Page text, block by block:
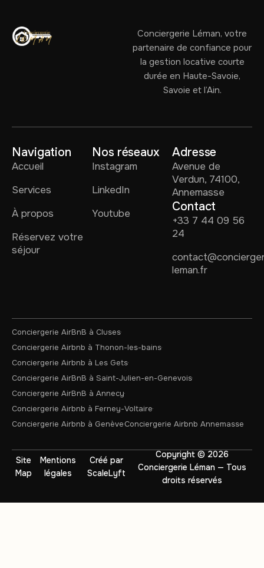
Conciergerie Léman, votre
partenaire de confiance pour
la gestion locative courte
durée en Haute-Savoie,
Savoie et l’Ain.
Navigation
Accueil
Services
À propos
Réservez votre
séjour
Nos réseaux
Instagram
LinkedIn
Youtube
Adresse
Avenue de
Verdun, 74100,
Annemasse
Contact
+33 7 44 09 56
24
leman.fr
Conciergerie AirBnB à Cluses
Conciergerie Airbnb à Thonon-les-bains
Conciergerie Airbnb à Les Gets
Conciergerie AirBnB à Saint-Julien-en-Genevois
Conciergerie AirBnB à Annecy
Conciergerie Airbnb à Ferney-Voltaire
Conciergerie Airbnb à GenèveConciergerie Airbnb Annemasse
Copyright © 2026
Conciergerie Léman — Tous
droits réservés
Site
Map
Mentions
légales
Créé par
ScaleLyft